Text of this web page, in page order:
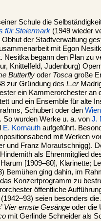
Schule die
für Steiermark (1949 wieder
Obhut der Stadtverwaltung
mit Egon
Nesitka begann den Plan zu
Knittelfeld, Judenburg)
Butterfly oder Tosca große
zur Gründung des L.er
ein Kammerorchester an
und ein Ensemble für alte
Schubert oder den
So wurden Werke u. a. von J.
E. Kornauth aufgeführt.
mit Werken
und Franz Morautschnigg).
als Ehrenmitglied
[1909–80], Klarinette;
Bemühen ging dahin, im
Konzertprogramm zu
öffentliche
seien besonders
Vier ernste Gesänge oder die
mit Gerlinde Schneider als